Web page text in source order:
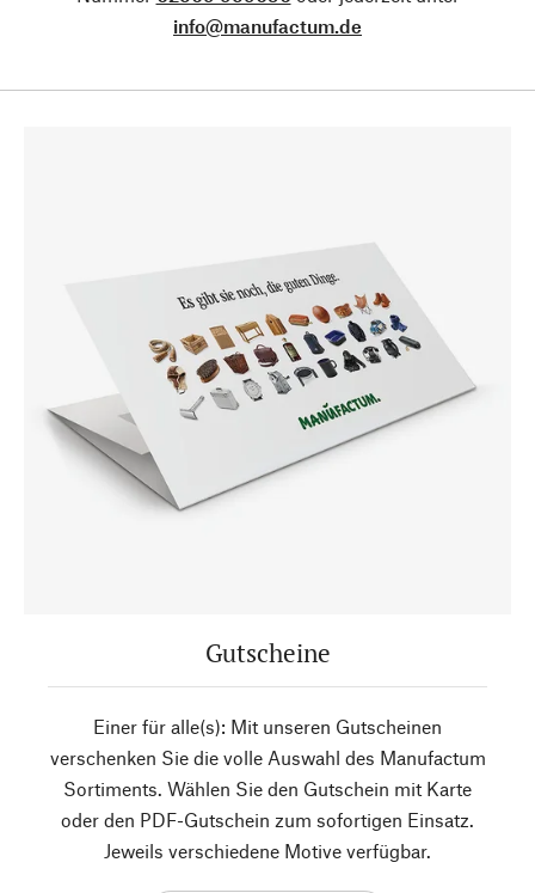
info@manufactum.de
Gutscheine
Einer für alle(s): Mit unseren Gutscheinen
verschenken Sie die volle Auswahl des Manufactum
Sortiments. Wählen Sie den Gutschein mit Karte
oder den PDF-Gutschein zum sofortigen Einsatz.
Jeweils verschiedene Motive verfügbar.